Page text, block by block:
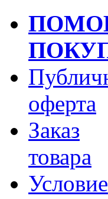
оферта
Заказ
товара
Условие